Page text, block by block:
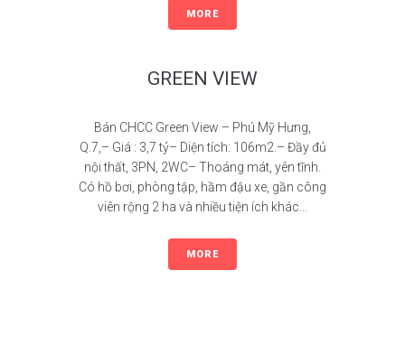
MORE
GREEN VIEW
Bán CHCC Green View – Phú Mỹ Hưng,
Q.7,– Giá : 3,7 tỷ– Diện tích: 106m2.– Đầy đủ
nội thất, 3PN, 2WC– Thoáng mát, yên tĩnh.
Có hồ bơi, phòng tập, hầm đậu xe, gần công
viên rộng 2 ha và nhiều tiện ích khác…
MORE